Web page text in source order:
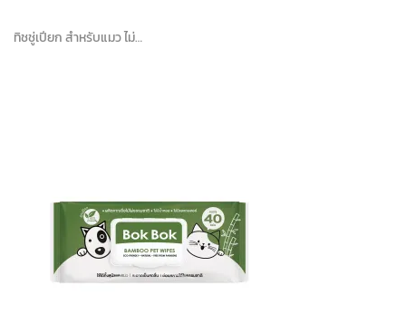
ทิชชู่เปียก สำหรับแมว ไม่…